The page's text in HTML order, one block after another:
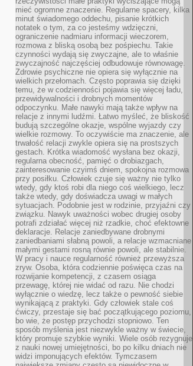
mieć ogromne znaczenie. Regularne spacery, kilka
minut świadomego oddechu, pisanie krótkich
notatek o tym, za co jesteśmy wdzięczni,
ograniczenie nadmiaru informacji wieczorem,
rozmowa z bliską osobą bez pośpiechu. Takie
czynności wydają się zwyczajne, ale to właśnie
zwyczajność najczęściej odbudowuje równowagę.
Zdrowie psychiczne nie opiera się wyłącznie na
wielkich przełomach. Często poprawia się dzięki
temu, że w codzienności pojawia się więcej ładu,
przewidywalności i drobnych momentów
odpoczynku. Małe nawyki mają także wpływ na
relacje z innymi ludźmi. Łatwo myśleć, że bliskość
budują szczególne okazje, wspólne wyjazdy czy
wielkie rozmowy. To oczywiście ma znaczenie, ale
trwałość relacji zwykle opiera się na prostszych
gestach. Krótka wiadomość wysłana bez okazji,
regularna obecność, pamięć o drobiazgach,
zainteresowanie czyimś dniem, spokojna rozmowa
przy posiłku. Człowiek czuje się ważny nie tylko
wtedy, gdy ktoś robi dla niego coś wielkiego, lecz
także wtedy, gdy doświadcza uwagi w małych
sytuacjach. Podobnie jest w rodzinie, przyjaźni czy
związku. Nawyk uważności wobec drugiej osoby
potrafi zdziałać więcej niż rzadkie, choć efektowne
deklaracje. Relacje zaniedbywane drobnymi
zaniedbaniami słabną powoli, a relacje wzmacniane
małymi gestami rosną równie powoli, ale stabilnie.
W pracy i nauce regularność również przewyższa
zryw. Osoba, która codziennie poświęca czas na
rozwijanie kompetencji, z czasem osiąga
przewagę, której nie widać od razu. Nie chodzi
wyłącznie o wiedzę, lecz także o pewność siebie
wynikającą z praktyki. Gdy człowiek stale coś
ćwiczy, przestaje się bać początkującego poziomu,
bo wie, że postęp przychodzi stopniowo. Ten
sposób myślenia jest niezwykle ważny w świecie,
który promuje szybkie wyniki. Wiele osób rezygnuje
z nauki nowej umiejętności, bo po kilku dniach nie
widzi imponujących efektów. Tymczasem